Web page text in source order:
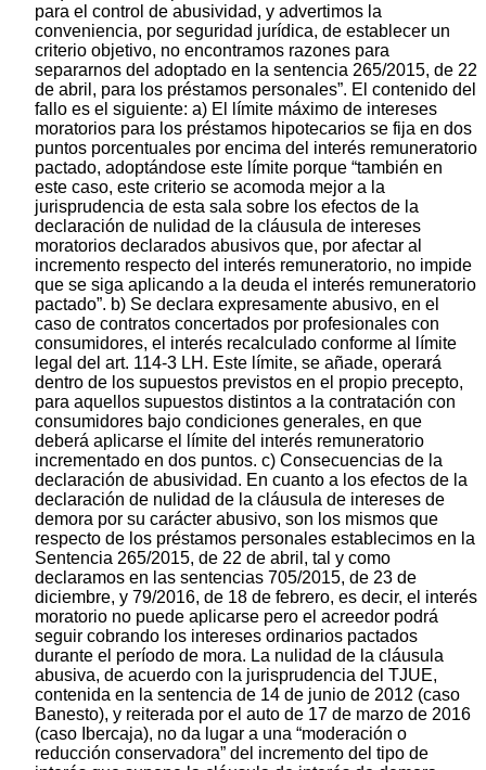
para el control de abusividad, y advertimos la
conveniencia, por seguridad jurídica, de establecer un
criterio objetivo, no encontramos razones para
separarnos del adoptado en la sentencia 265/2015, de 22
de abril, para los préstamos personales”. El contenido del
fallo es el siguiente: a) El límite máximo de intereses
moratorios para los préstamos hipotecarios se fija en dos
puntos porcentuales por encima del interés remuneratorio
pactado, adoptándose este límite porque “también en
este caso, este criterio se acomoda mejor a la
jurisprudencia de esta sala sobre los efectos de la
declaración de nulidad de la cláusula de intereses
moratorios declarados abusivos que, por afectar al
incremento respecto del interés remuneratorio, no impide
que se siga aplicando a la deuda el interés remuneratorio
pactado”. b) Se declara expresamente abusivo, en el
caso de contratos concertados por profesionales con
consumidores, el interés recalculado conforme al límite
legal del art. 114-3 LH. Este límite, se añade, operará
dentro de los supuestos previstos en el propio precepto,
para aquellos supuestos distintos a la contratación con
consumidores bajo condiciones generales, en que
deberá aplicarse el límite del interés remuneratorio
incrementado en dos puntos. c) Consecuencias de la
declaración de abusividad. En cuanto a los efectos de la
declaración de nulidad de la cláusula de intereses de
demora por su carácter abusivo, son los mismos que
respecto de los préstamos personales establecimos en la
Sentencia 265/2015, de 22 de abril, tal y como
declaramos en las sentencias 705/2015, de 23 de
diciembre, y 79/2016, de 18 de febrero, es decir, el interés
moratorio no puede aplicarse pero el acreedor podrá
seguir cobrando los intereses ordinarios pactados
durante el período de mora. La nulidad de la cláusula
abusiva, de acuerdo con la jurisprudencia del TJUE,
contenida en la sentencia de 14 de junio de 2012 (caso
Banesto), y reiterada por el auto de 17 de marzo de 2016
(caso Ibercaja), no da lugar a una “moderación o
reducción conservadora” del incremento del tipo de